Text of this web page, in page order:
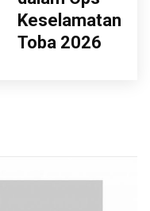
Keselamatan
Toba 2026